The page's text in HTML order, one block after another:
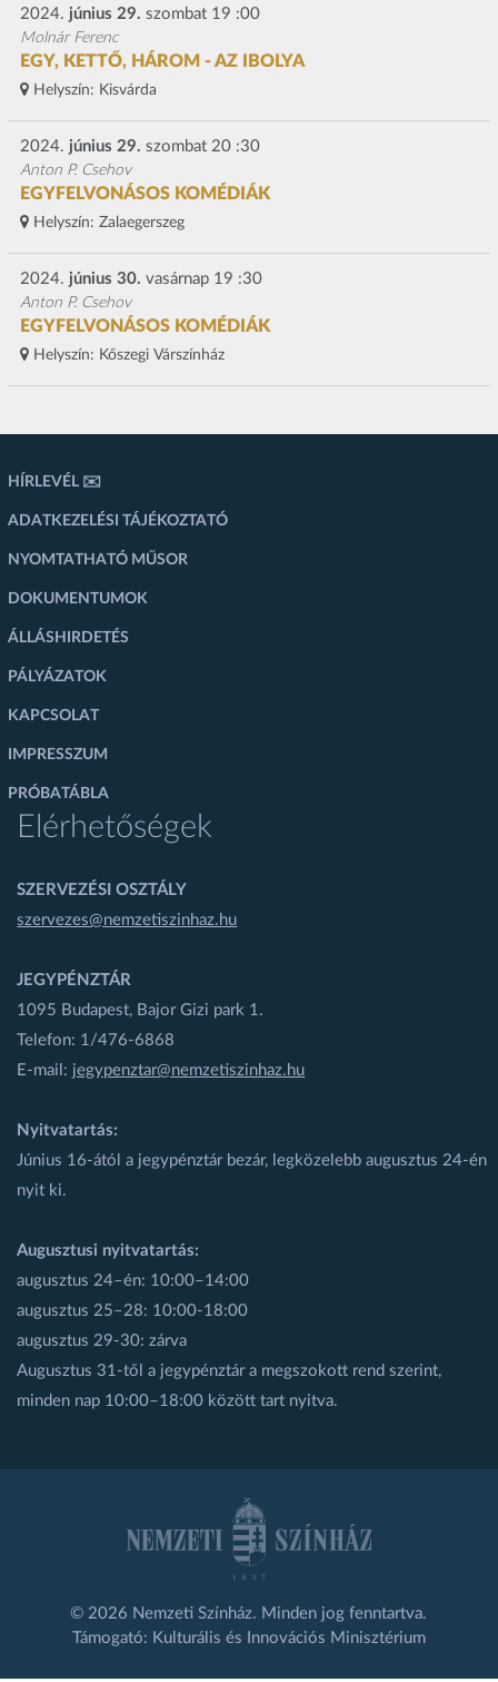
2024. június 29. szombat 19 :00
Molnár Ferenc
EGY, KETTŐ, HÁROM - AZ IBOLYA
Helyszín: Kisvárda
2024. június 29. szombat 20 :30
Anton P. Csehov
EGYFELVONÁSOS KOMÉDIÁK
Helyszín: Zalaegerszeg
2024. június 30. vasárnap 19 :30
Anton P. Csehov
EGYFELVONÁSOS KOMÉDIÁK
Helyszín: Kőszegi Várszínház
HÍRLEVÉL ✉️
ADATKEZELÉSI TÁJÉKOZTATÓ
NYOMTATHATÓ MŰSOR
DOKUMENTUMOK
ÁLLÁSHIRDETÉS
PÁLYÁZATOK
KAPCSOLAT
IMPRESSZUM
PRÓBATÁBLA
Elérhetőségek
SZERVEZÉSI OSZTÁLY
szervezes@nemzetiszinhaz.hu
JEGYPÉNZTÁR
1095 Budapest, Bajor Gizi park 1.
Telefon: 1/476-6868
E-mail: jegypenztar@nemzetiszinhaz.hu
Nyitvatartás:
Június 16-ától a jegypénztár bezár, legközelebb augusztus 24-én
nyit ki.
Augusztusi nyitvatartás:
augusztus 24–én: 10:00–14:00
augusztus 25–28: 10:00-18:00
augusztus 29-30: zárva
Augusztus 31-től a jegypénztár a megszokott rend szerint,
minden nap 10:00–18:00 között tart nyitva.
© 2026 Nemzeti Színház. Minden jog fenntartva.
Támogató: Kulturális és Innovációs Minisztérium